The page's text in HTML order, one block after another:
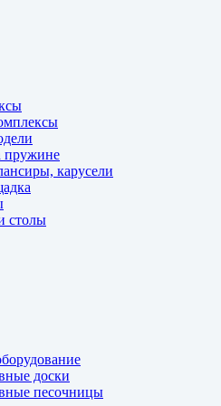
пружине
карусели
столы
доски
песочницы